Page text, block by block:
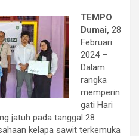
TEMPO
Dumai, 28
Februari
2024 –
Dalam
rangka
memperin
gati Hari
jatuh pada tanggal 28
kelapa sawit terkemuka